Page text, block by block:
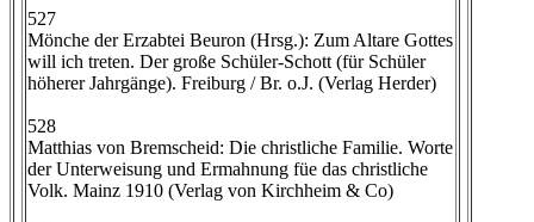
527
Mönche der Erzabtei Beuron (Hrsg.): Zum Altare Gottes
will ich treten. Der große Schüler-Schott (für Schüler
höherer Jahrgänge). Freiburg / Br. o.J. (Verlag Herder)
528
Matthias von Bremscheid: Die christliche Familie. Worte
der Unterweisung und Ermahnung füe das christliche
Volk. Mainz 1910 (Verlag von Kirchheim & Co)